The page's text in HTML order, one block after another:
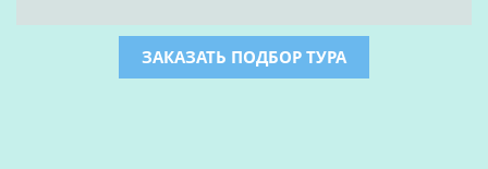
ЗАКАЗАТЬ ПОДБОР ТУРА